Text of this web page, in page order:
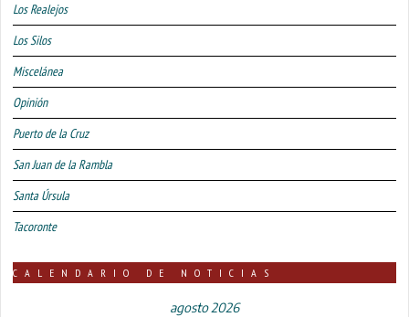
Los Realejos
Los Silos
Miscelánea
Opinión
Puerto de la Cruz
San Juan de la Rambla
Santa Úrsula
Tacoronte
CALENDARIO DE NOTICIAS
agosto 2026